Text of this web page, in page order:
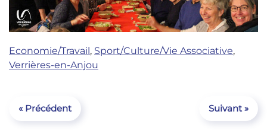
Economie/Travail, Sport/Culture/Vie Associative,
Verrières-en-Anjou
« Précédent Suivant »